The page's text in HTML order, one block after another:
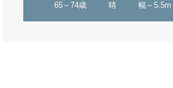
65～74歳 晴 幅～5.5m